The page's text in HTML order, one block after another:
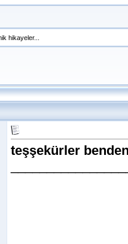
hikayeler...
teşşekürler